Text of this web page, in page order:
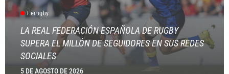
Ferugby
LA REAL FEDERACIÓN ESPAÑOLA DE RUGBY
SUPERA EL MILLÓN DE SEGUIDORES EN SUS REDES
SOCIALES
5 DE AGOSTO DE 2026